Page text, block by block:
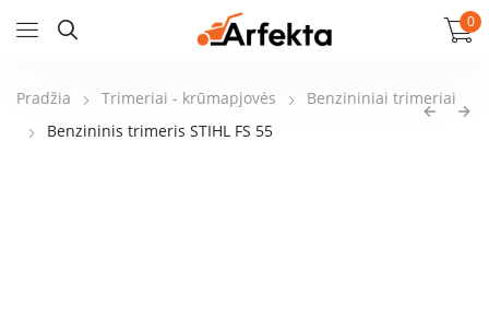
0
Pradžia Trimeriai - krūmapjovės
Benzininiai trimeriai
Benzininis trimeris STIHL FS 55